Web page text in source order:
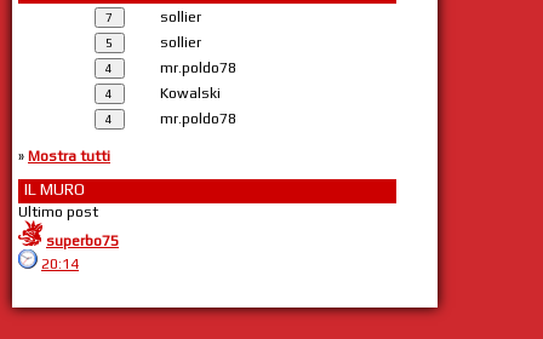
sollier
sollier
mr.poldo78
Kowalski
mr.poldo78
» Mostra tutti
IL MURO
Ultimo post
superbo75
20:14